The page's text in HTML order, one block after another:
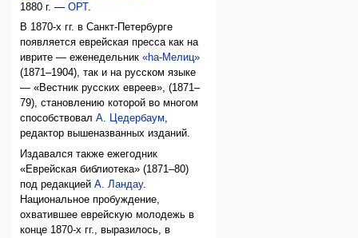
1880 г. —ОРТ .
В 1870-х гг. в Санкт-Петербурге
появляется еврейская пресса как на
иврите — еженедельник«hа-Мелиц»
(1871–1904), так и на русском языке
— «Вестник русских евреев», (1871–
79), становлению которой во многом
способствовалА. Цедербаум,
редактор вышеназванных изданий.
Издавался также ежегодник
«Еврейская библиотека» (1871–80)
под редакциейА. Ландау.
Национальное пробуждение,
охватившее еврейскую молодежь в
конце 1870-х гг., выразилось, в